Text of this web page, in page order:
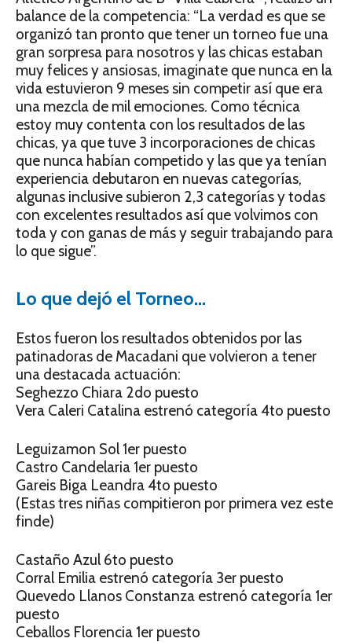
balance de la competencia: “La verdad es que se
organizó tan pronto que tener un torneo fue una
gran sorpresa para nosotros y las chicas estaban
muy felices y ansiosas, imaginate que nunca en la
vida estuvieron 9 meses sin competir así que era
una mezcla de mil emociones. Como técnica
estoy muy contenta con los resultados de las
chicas, ya que tuve 3 incorporaciones de chicas
que nunca habían competido y las que ya tenían
experiencia debutaron en nuevas categorías,
algunas inclusive subieron 2,3 categorías y todas
con excelentes resultados así que volvimos con
toda y con ganas de más y seguir trabajando para
lo que sigue”.
Lo que dejó el Torneo…
Estos fueron los resultados obtenidos por las
patinadoras de Macadani que volvieron a tener
una destacada actuación:
Seghezzo Chiara 2do puesto
Vera Caleri Catalina estrenó categoría 4to puesto
Leguizamon Sol 1er puesto
Castro Candelaria 1er puesto
Gareis Biga Leandra 4to puesto
(Estas tres niñas compitieron por primera vez este
finde)
Castaño Azul 6to puesto
Corral Emilia estrenó categoría 3er puesto
Quevedo Llanos Constanza estrenó categoría 1er
puesto
Ceballos Florencia 1er puesto